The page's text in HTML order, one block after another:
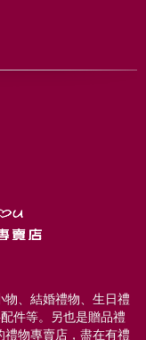
、結婚禮物、生日禮
件等。另也是贈品禮
物專賣店，盡在有禮